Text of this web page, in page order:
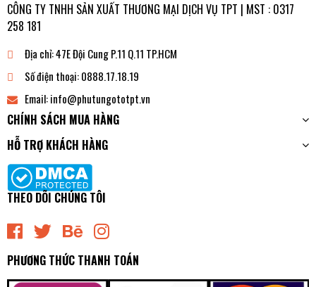
CÔNG TY TNHH SẢN XUẤT THƯƠNG MẠI DỊCH VỤ TPT | MST : 0317
258 181
Địa chỉ:47E Đội Cung P.11 Q.11 TP.HCM
Số điện thoại:0888.17.18.19
Email:info@phutungototpt.vn
CHÍNH SÁCH MUA HÀNG
HỖ TRỢ KHÁCH HÀNG
THEO DÕI CHÚNG TÔI
PHƯƠNG THỨC THANH TOÁN